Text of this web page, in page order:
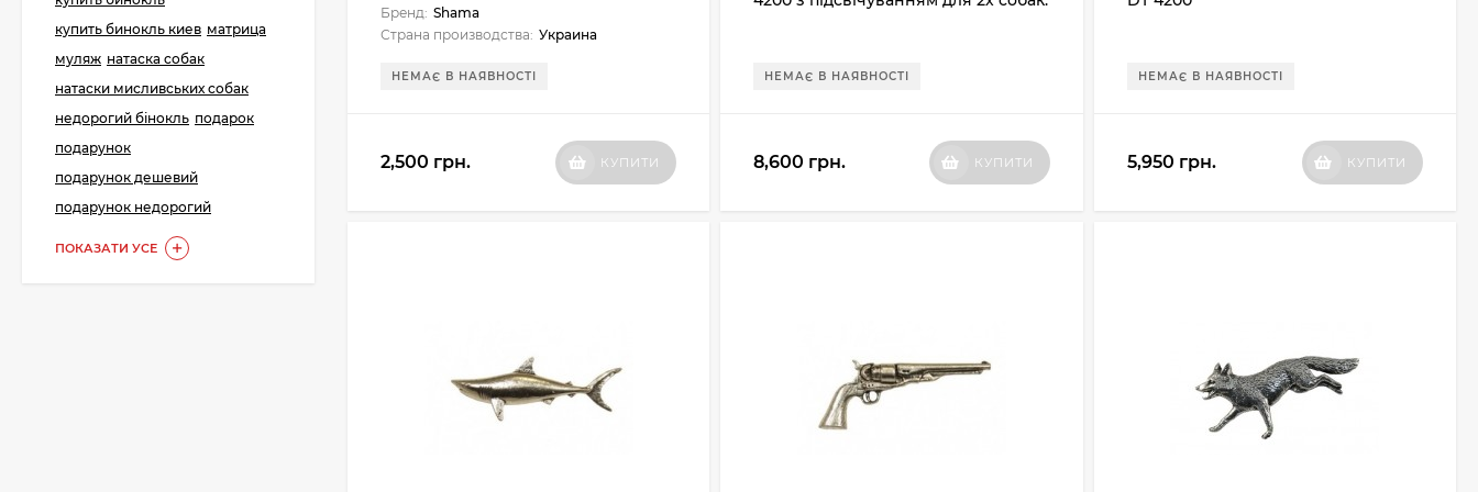
Бренд: Shama
Страна производства: Украина
НЕМАЄ В НАЯВНОСТІ
2,500 грн. КУПИТИ
НЕМАЄ В НАЯВНОСТІ
8,600 грн. КУПИТИ
НЕМАЄ В НАЯВНОСТІ
5,950 грн. КУПИТИ
на порох та дріб (50
купить бинокль киев матрица
муляж натаска собак
натаски мисливських собак
недорогий бінокль подарок
подарунок
подарунок дешевий
подарунок недорогий
ПОКАЗАТИ УСЕ